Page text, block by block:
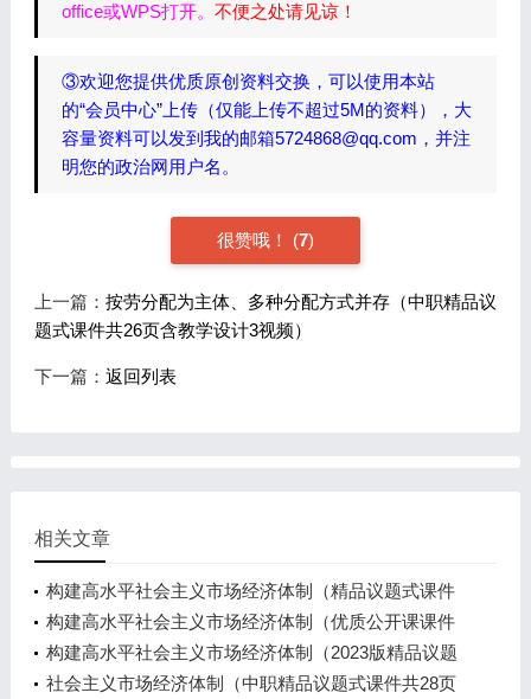
office或WPS打开。 不便之处请见谅！
③欢迎您提供优质原创资料交换，可以使用本站
的“会员中心”上传（仅能上传不超过5M的资料），大
容量资料可以发到我的邮箱5724868@qq.com，并注
明您的政治网用户名。
很赞哦！ (7)
上一篇： 按劳分配为主体、多种分配方式并存（中职精品议
题式课件共26页含教学设计3视频）
下一篇： 返回列表
相关文章
构建高水平社会主义市场经济体制（精品议题式课件
共32页含教学设计3视频）
构建高水平社会主义市场经济体制（优质公开课课件
共24页含教学设计5视频）
构建高水平社会主义市场经济体制（2023版精品议题
式课件共29页含教学设计2视频）
社会主义市场经济体制（中职精品议题式课件共28页